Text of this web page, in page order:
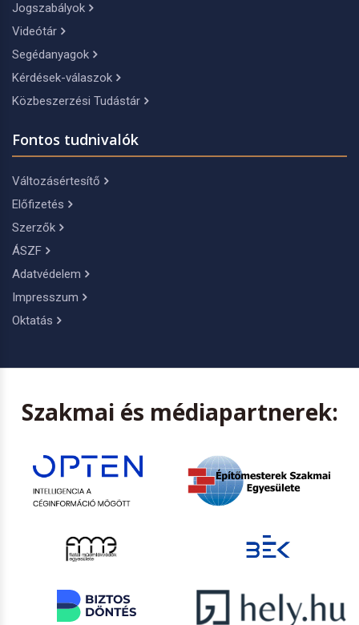
Jogszabályok
Videótár
Segédanyagok
Kérdések-válaszok
Közbeszerzési Tudástár
Fontos tudnivalók
Változásértesítő
Előfizetés
Szerzők
ÁSZF
Adatvédelem
Impresszum
Oktatás
Szakmai és médiapartnerek: